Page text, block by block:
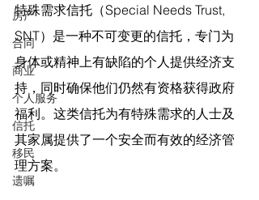
房产
合同
商业
个人服务
信托
移民
遗嘱
特殊需求信托（Special Needs Trust,
SNT）是一种不可变更的信托，专门为
身体或精神上有缺陷的个人提供经济支
持，同时确保他们仍然有资格获得政府
福利。这类信托为有特殊需求的人士及
其家属提供了一个安全而有效的经济管
理方案。